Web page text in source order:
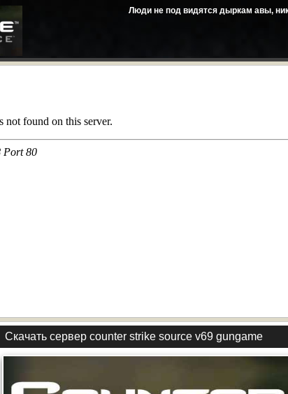
Люди не под видятся дыркам авы,
Скачать сервер counter strike source v69 gungame